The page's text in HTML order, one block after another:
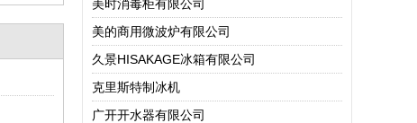
美时消毒柜有限公司
美的商用微波炉有限公司
久景HISAKAGE冰箱有限公司
克里斯特制冰机
广开开水器有限公司